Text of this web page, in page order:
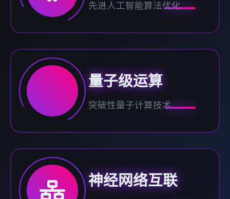
先进人工智能算法优化
量子级运算
突破性量子计算技术
神经网络互联